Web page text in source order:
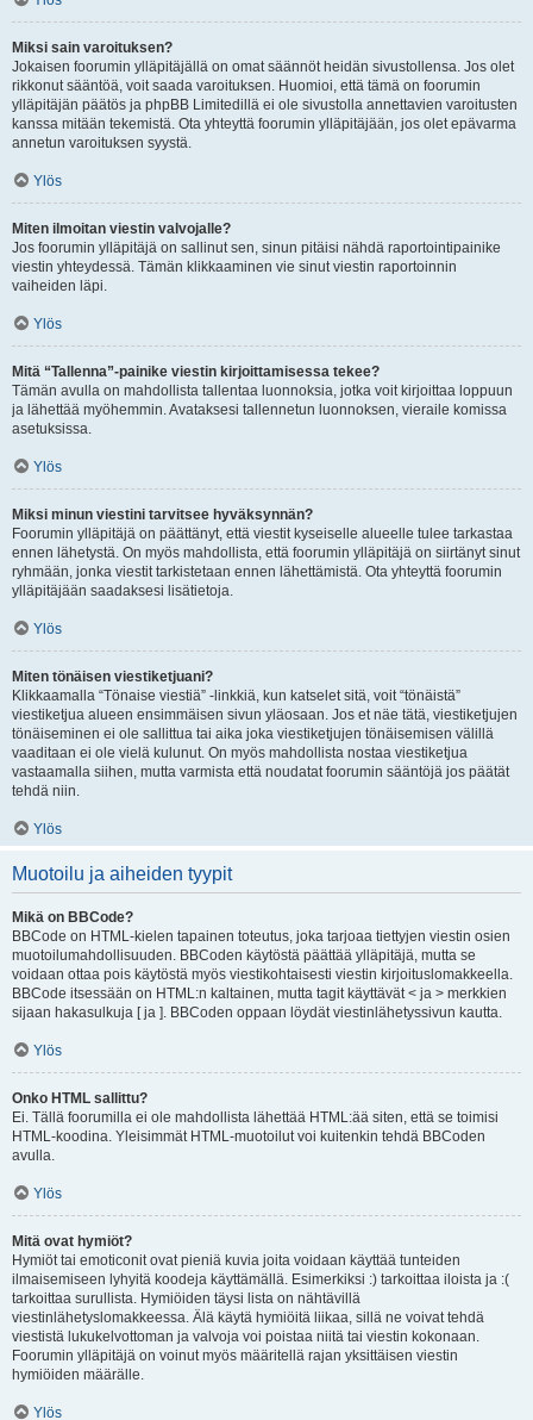
Miksi sain varoituksen?
Jokaisen foorumin ylläpitäjällä on omat säännöt heidän sivustollensa. Jos olet
rikkonut sääntöä, voit saada varoituksen. Huomioi, että tämä on foorumin
ylläpitäjän päätös ja phpBB Limitedillä ei ole sivustolla annettavien varoitusten
kanssa mitään tekemistä. Ota yhteyttä foorumin ylläpitäjään, jos olet epävarma
annetun varoituksen syystä.
Ylös
Miten ilmoitan viestin valvojalle?
Jos foorumin ylläpitäjä on sallinut sen, sinun pitäisi nähdä raportointipainike
viestin yhteydessä. Tämän klikkaaminen vie sinut viestin raportoinnin
vaiheiden läpi.
Ylös
Mitä “Tallenna”-painike viestin kirjoittamisessa tekee?
Tämän avulla on mahdollista tallentaa luonnoksia, jotka voit kirjoittaa loppuun
ja lähettää myöhemmin. Avataksesi tallennetun luonnoksen, vieraile komissa
asetuksissa.
Ylös
Miksi minun viestini tarvitsee hyväksynnän?
Foorumin ylläpitäjä on päättänyt, että viestit kyseiselle alueelle tulee tarkastaa
ennen lähetystä. On myös mahdollista, että foorumin ylläpitäjä on siirtänyt sinut
ryhmään, jonka viestit tarkistetaan ennen lähettämistä. Ota yhteyttä foorumin
ylläpitäjään saadaksesi lisätietoja.
Ylös
Miten tönäisen viestiketjuani?
Klikkaamalla “Tönaise viestiä” -linkkiä, kun katselet sitä, voit “tönäistä”
viestiketjua alueen ensimmäisen sivun yläosaan. Jos et näe tätä, viestiketjujen
tönäiseminen ei ole sallittua tai aika joka viestiketjujen tönäisemisen välillä
vaaditaan ei ole vielä kulunut. On myös mahdollista nostaa viestiketjua
vastaamalla siihen, mutta varmista että noudatat foorumin sääntöjä jos päätät
tehdä niin.
Ylös
Muotoilu ja aiheiden tyypit
Mikä on BBCode?
BBCode on HTML-kielen tapainen toteutus, joka tarjoaa tiettyjen viestin osien
muotoilumahdollisuuden. BBCoden käytöstä päättää ylläpitäjä, mutta se
voidaan ottaa pois käytöstä myös viestikohtaisesti viestin kirjoituslomakkeella.
BBCode itsessään on HTML:n kaltainen, mutta tagit käyttävät < ja > merkkien
sijaan hakasulkuja [ ja ]. BBCoden oppaan löydät viestinlähetyssivun kautta.
Ylös
Onko HTML sallittu?
Ei. Tällä foorumilla ei ole mahdollista lähettää HTML:ää siten, että se toimisi
HTML-koodina. Yleisimmät HTML-muotoilut voi kuitenkin tehdä BBCoden
avulla.
Ylös
Mitä ovat hymiöt?
Hymiöt tai emoticonit ovat pieniä kuvia joita voidaan käyttää tunteiden
ilmaisemiseen lyhyitä koodeja käyttämällä. Esimerkiksi :) tarkoittaa iloista ja :(
tarkoittaa surullista. Hymiöiden täysi lista on nähtävillä
viestinlähetyslomakkeessa. Älä käytä hymiöitä liikaa, sillä ne voivat tehdä
viestistä lukukelvottoman ja valvoja voi poistaa niitä tai viestin kokonaan.
Foorumin ylläpitäjä on voinut myös määritellä rajan yksittäisen viestin
hymiöiden määrälle.
Ylös